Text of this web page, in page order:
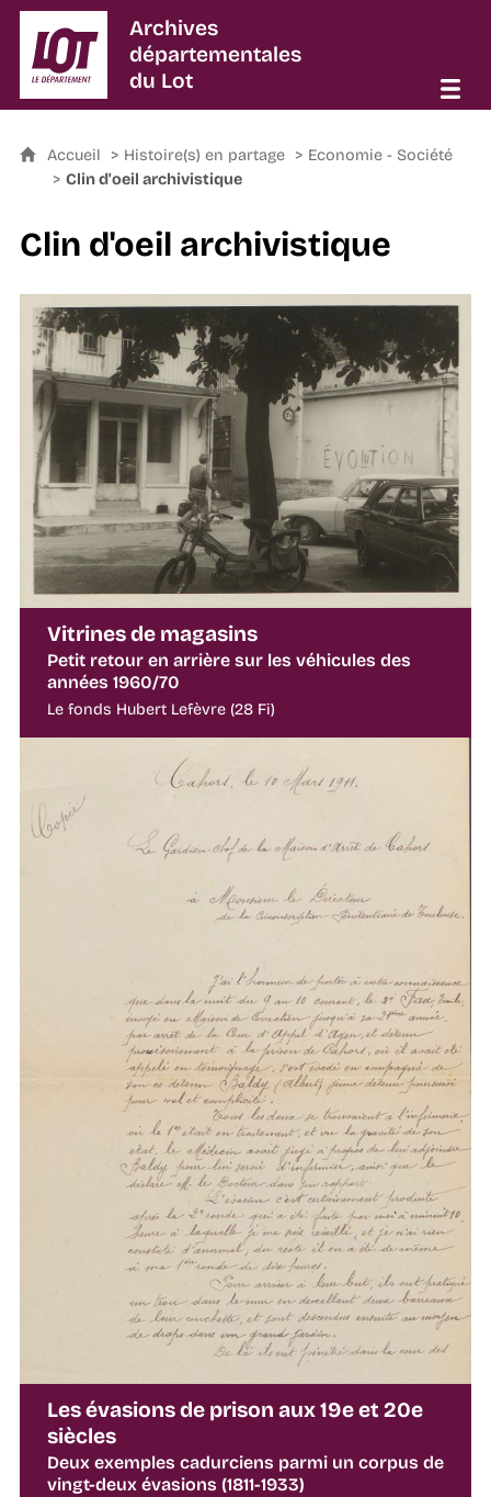
Archives
départementales
du Lot
Accueil Histoire(s) en partage
Economie - Société
Clin d'oeil archivistique
Clin d'oeil archivistique
Vitrines de magasins
Petit retour en arrière sur les véhicules des
années 1960/70
Le fonds Hubert Lefèvre (28 Fi)
Les évasions de prison aux 19e et 20e
siècles
Deux exemples cadurciens parmi un corpus de
vingt-deux évasions (1811-1933)